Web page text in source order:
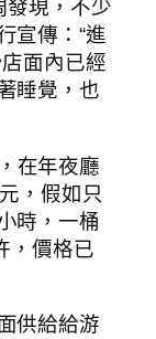
發現，不少
宣傳：“進
面內已經
睡覺，也
在年夜廳
，假如只
時，一桶
，價格已
供給給游